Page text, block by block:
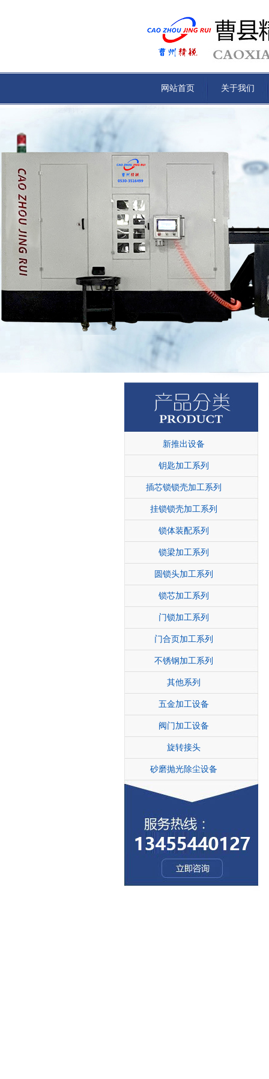
网站首页 关于我们
新推出设备
钥匙加工系列
插芯锁锁壳加工系列
挂锁锁壳加工系列
锁体装配系列
锁梁加工系列
圆锁头加工系列
锁芯加工系列
门锁加工系列
门合页加工系列
不锈钢加工系列
其他系列
五金加工设备
阀门加工设备
旋转接头
砂磨抛光除尘设备